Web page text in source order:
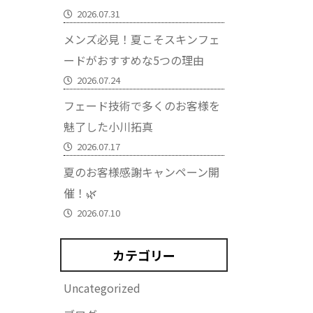
2026.07.31
メンズ必見！夏こそスキンフェ
ードがおすすめな5つの理由
2026.07.24
フェード技術で多くのお客様を
魅了した小川拓真
2026.07.17
夏のお客様感謝キャンペーン開
催！🌿
2026.07.10
カテゴリー
Uncategorized